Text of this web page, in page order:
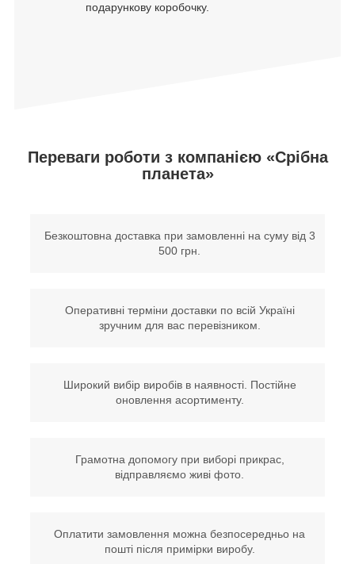
подарункову коробочку.
Переваги роботи з компанією «Срібна
планета»
Безкоштовна доставка при замовленні на суму від 3
500 грн.
Оперативні терміни доставки по всій Україні
зручним для вас перевізником.
Широкий вибір виробів в наявності. Постійне
оновлення асортименту.
Грамотна допомогу при виборі прикрас,
відправляємо живі фото.
Оплатити замовлення можна безпосередньо на
пошті після примірки виробу.